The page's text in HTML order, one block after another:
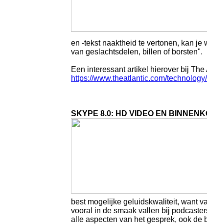
en -tekst naaktheid te vertonen, kan
van geslachtsdelen, billen of borsten".
Een interessant artikel hierover bij The
https://www.theatlantic.com/
SKYPE 8.0: HD VIDEO EN
best mogelijke geluidskwaliteit, want
vooral in de smaak vallen bij
alle aspecten van het gesprek, ook de